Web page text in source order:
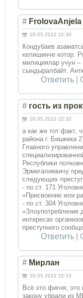
# FrolovaAnjela
20.05.2012 22:30
Кондубаев
келишинче котор.
милициялар учун –
сындыралбайт.
Ответить
# гость из
20.05.2012 22:32
а как же тот факт,
района г. Бишкека
Главного
Республики
Эрмегалиевичу
следующих
- по ст. 171
«Присвоение или
- по ст. 304
интересах
преступного
Ответить
# Мирлан
20.05.2012 22:33
Всё это фигня,
закону убрали из